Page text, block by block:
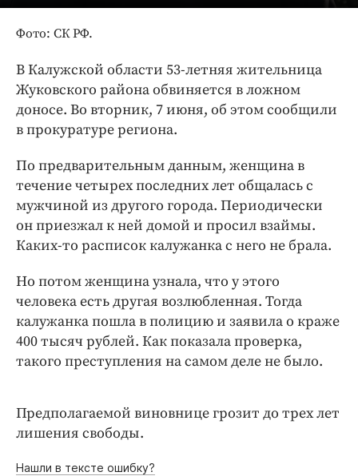
Бренд года
Работодатель года
Фото: СК РФ.
В Калужской области 53-летняя жительница
Жуковского района обвиняется в ложном
доносе. Во вторник, 7 июня, об этом сообщили
в прокуратуре региона.
По предварительным данным, женщина в
течение четырех последних лет общалась с
мужчиной из другого города. Периодически
он приезжал к ней домой и просил взаймы.
Каких-то расписок калужанка с него не брала.
Но потом женщина узнала, что у этого
человека есть другая возлюбленная. Тогда
калужанка пошла в полицию и заявила о краже
400 тысяч рублей. Как показала проверка,
такого преступления на самом деле не было.
Предполагаемой виновнице грозит до трех лет
лишения свободы.
Нашли в тексте ошибку?